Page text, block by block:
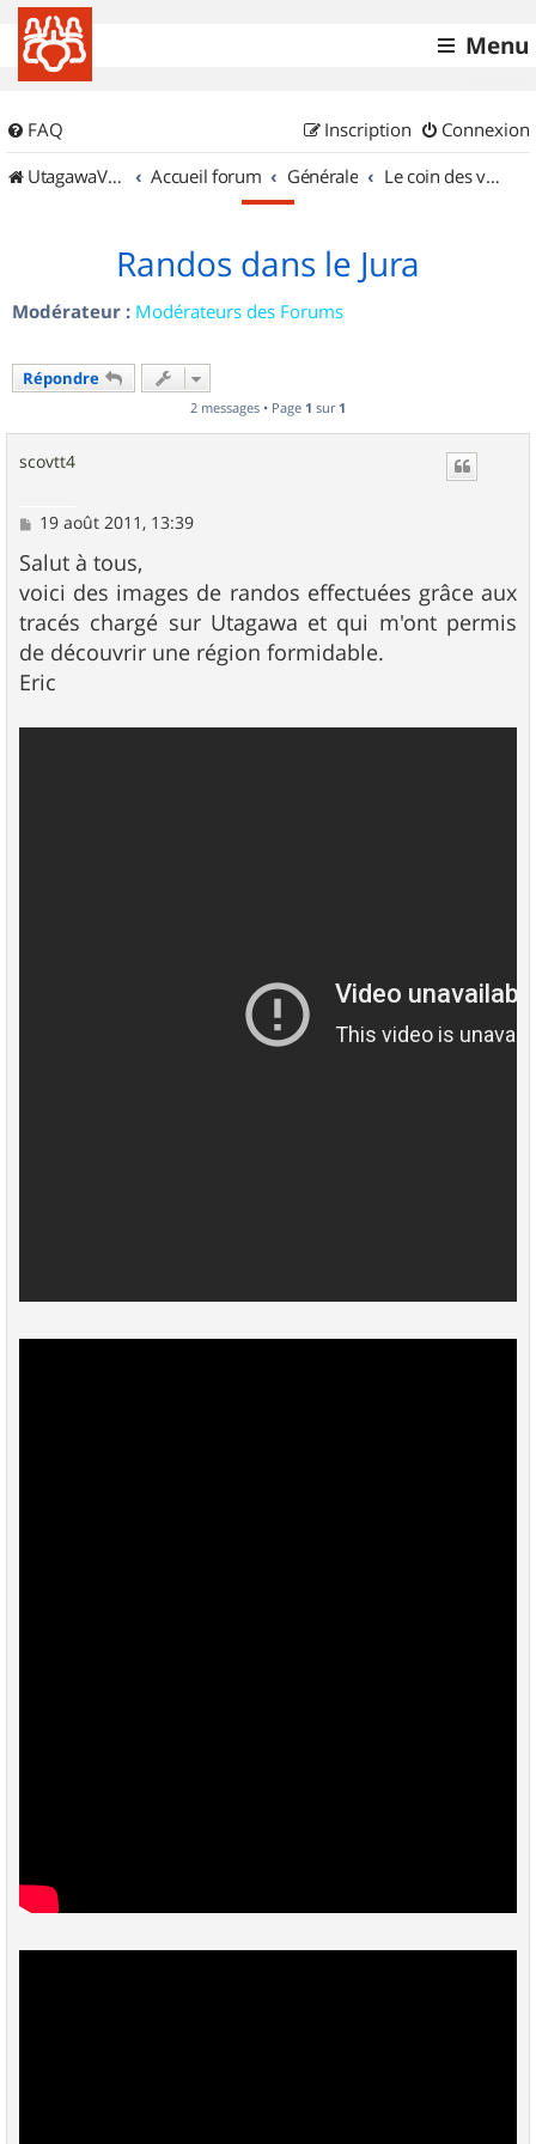
Menu
FAQ Connexion
Inscription
UtagawaVTT (Randos VTT et VTTAE avec traces GPS)
Accueil forum Générale Le coin des vidéastes
Randos dans le Jura
Modérateur : Modérateurs des Forums
Répondre
2 messages • Page 1 sur 1
scovtt4
M
s
s
a
g
e
19 août 2011, 13:39
Salut à tous,
voici des images de randos effectuées grâce aux
tracés chargé sur Utagawa et qui m'ont permis
de découvrir une région formidable.
Eric